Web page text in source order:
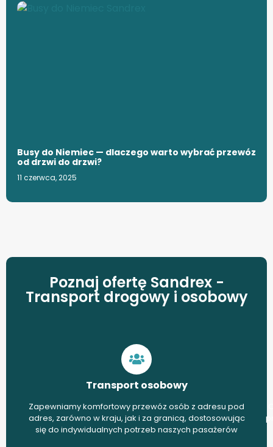
Busy do Niemiec — dlaczego warto wybrać przewóz
od drzwi do drzwi?
11 czerwca, 2025
Poznaj ofertę Sandrex -
Transport drogowy i osobowy
Transport osobowy
Zapewniamy komfortowy przewóz osób z adresu pod
adres, zarówno w kraju, jak i za granicą, dostosowując
się do indywidualnych potrzeb naszych pasażerów